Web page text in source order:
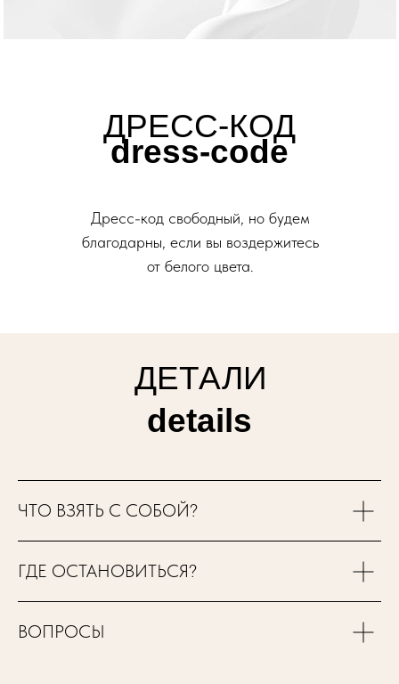
Дресс-код свободный, но будем
благодарны, если вы воздержитесь
от белого цвета.
ДРЕСС-КОД
dress-code
ДЕТАЛИ
details
ЧТО ВЗЯТЬ С СОБОЙ?
ГДЕ ОСТАНОВИТЬСЯ?
ВОПРОСЫ